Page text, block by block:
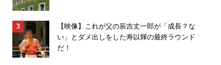
【映像】これが父の辰吉丈一郎が「成長？な
い」とダメ出しをした寿以輝の最終ラウンド
だ！